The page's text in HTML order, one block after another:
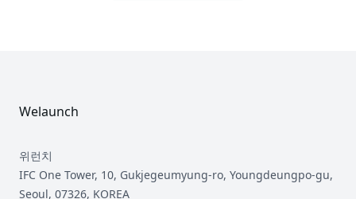
Welaunch
위런치
IFC One Tower, 10, Gukjegeumyung-ro, Youngdeungpo-gu,
Seoul, 07326, KOREA